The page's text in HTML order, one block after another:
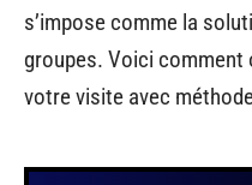
s’impose comme la
groupes. Voici comment
votre visite avec